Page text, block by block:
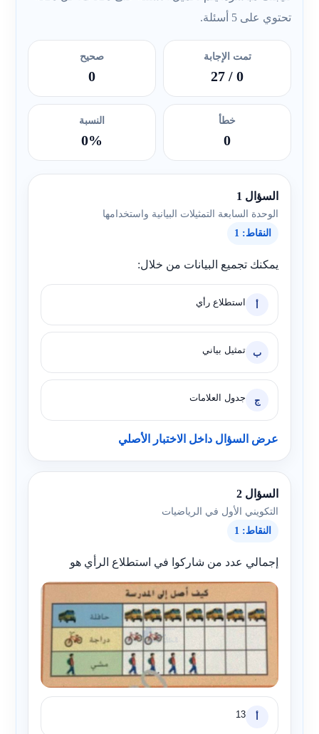
تحتوي على 5 أسئلة.
تمت الإجابة
0
/ 27
صحيح
0
خطأ
0
النسبة
0%
السؤال 1
الوحدة السابعة التمثيلات البيانية واستخدامها
النقاط: 1
يمكنك تجميع البيانات من خلال:
أ استطلاع رأي
ب تمثيل بياني
ج جدول العلامات
عرض السؤال داخل الاختبار الأصلي
السؤال 2
التكويني الأول في الرياضيات
النقاط: 1
إجمالي عدد من شاركوا في استطلاع الرأي هو
13